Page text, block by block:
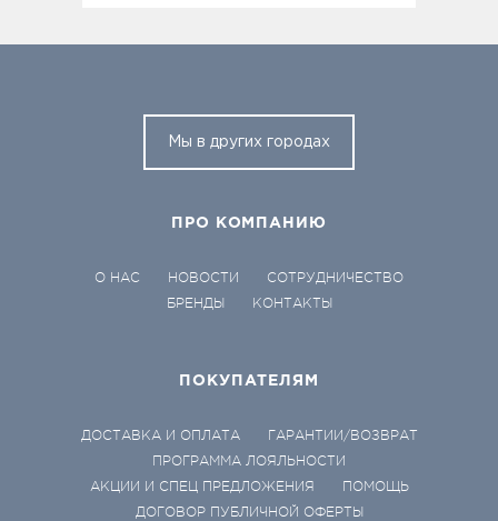
Мы в других городах
ПРО КОМПАНИЮ
О НАС НОВОСТИ
СОТРУДНИЧЕСТВО
БРЕНДЫ
КОНТАКТЫ
ПОКУПАТЕЛЯМ
ДОСТАВКА И ОПЛАТА
ГАРАНТИИ/ВОЗВРАТ
ПРОГРАММА ЛОЯЛЬНОСТИ
АКЦИИ И СПЕЦ ПРЕДЛОЖЕНИЯ
ПОМОЩЬ
ДОГОВОР ПУБЛИЧНОЙ ОФЕРТЫ